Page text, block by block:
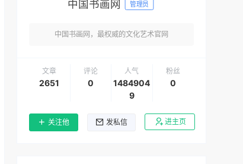
中国书画网 管理员
中国书画网，最权威的文化艺术官网
文章
2651
评论
0
人气
1484904
9
粉丝
0
关注他 发私信 进主页